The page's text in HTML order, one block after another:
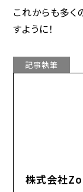
これからも多く
すように！
記事執筆
株式会社